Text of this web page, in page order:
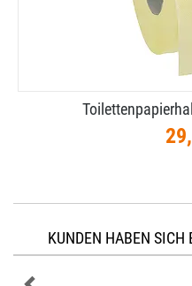
KUNDEN HABEN SICH